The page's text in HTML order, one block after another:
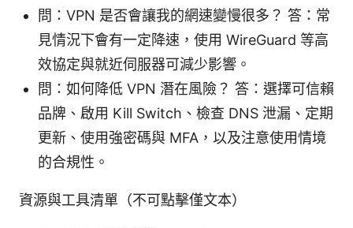
問：VPN 是否會讓我的網速變慢很多？ 答：常
見情況下會有一定降速，使用 WireGuard 等高
效協定與就近伺服器可減少影響。
問：如何降低 VPN 潛在風險？ 答：選擇可信賴
品牌、啟用 Kill Switch、檢查 DNS 泄漏、定期
更新、使用強密碼與 MFA，以及注意使用情境
的合規性。
資源與工具清單（不可點擊僅文本）